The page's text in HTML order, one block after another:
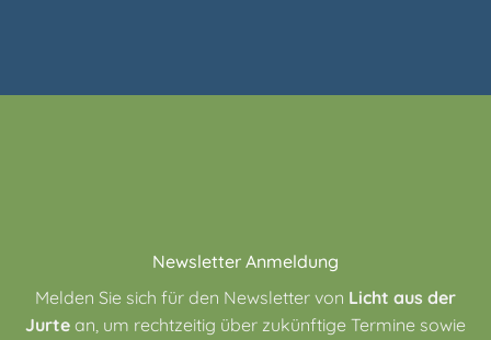
Newsletter Anmeldung
Melden Sie sich für den Newsletter von Licht aus der
Jurte an, um rechtzeitig über zukünftige Termine sowie